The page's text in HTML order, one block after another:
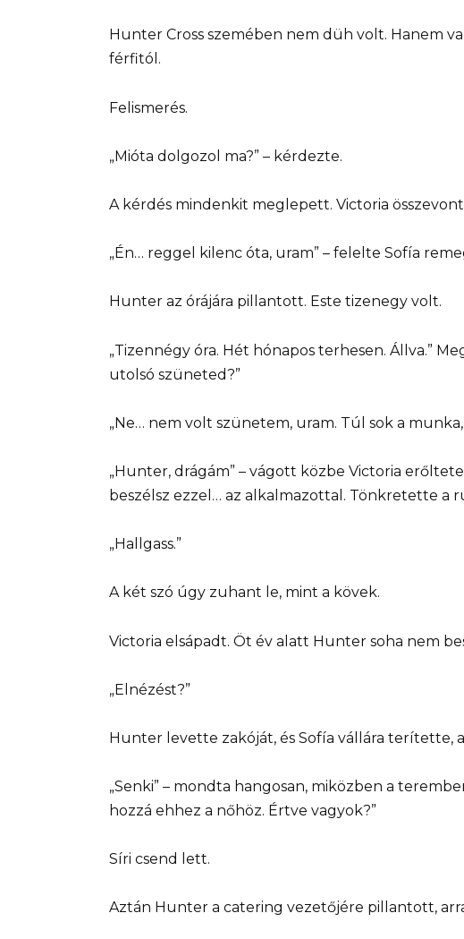
Hunter Cross szemében nem düh volt. Hanem
férfitól.
Felismerés.
„Mióta dolgozol ma?” – kérdezte.
A kérdés mindenkit meglepett. Victoria
„Én… reggel kilenc óta, uram” – felelte Sofía
Hunter az órájára pillantott. Este tizenegy volt.
„Tizennégy óra. Hét hónapos terhesen. Állva.”
utolsó szüneted?”
„Ne… nem volt szünetem, uram. Túl sok a munka,
„Hunter, drágám” – vágott közbe Victoria
beszélsz ezzel… az alkalmazottal. Tönkretette a
„Hallgass.”
A két szó úgy zuhant le, mint a kövek.
Victoria elsápadt. Öt év alatt Hunter soha nem
„Elnézést?”
Hunter levette zakóját, és Sofía vállára terítette,
„Senki” – mondta hangosan, miközben a
hozzá ehhez a nőhöz. Értve vagyok?”
Síri csend lett.
Aztán Hunter a catering vezetőjére pillantott,